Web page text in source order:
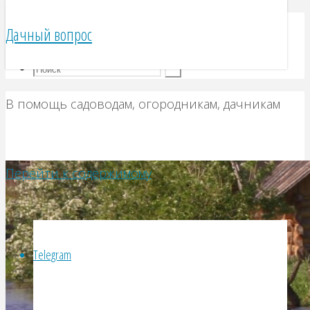
VK
Дачный вопрос
В помощь садоводам, огородникам, дачникам
Перейти к содержимому
Telegram